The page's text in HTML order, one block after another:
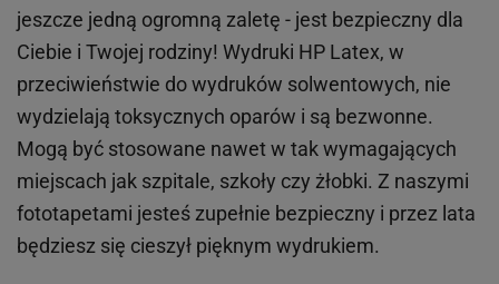
jeszcze jedną ogromną zaletę - jest bezpieczny dla
Ciebie i Twojej rodziny! Wydruki HP Latex, w
przeciwieństwie do wydruków solwentowych, nie
wydzielają toksycznych oparów i są bezwonne.
Mogą być stosowane nawet w tak wymagających
miejscach jak szpitale, szkoły czy żłobki. Z naszymi
fototapetami jesteś zupełnie bezpieczny i przez lata
będziesz się cieszył pięknym wydrukiem.